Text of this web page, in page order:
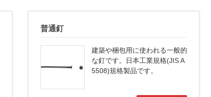
普通釘
建築や梱包用に使われる一般的
な釘です。日本工業規格(JIS A
5508)規格製品です。